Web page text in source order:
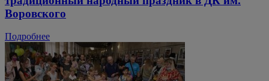
Воровского
Подробнее